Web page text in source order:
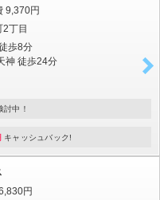
9,370円
丁目
歩8分
神 徒歩24分
討中！
キャッシュバック!
円